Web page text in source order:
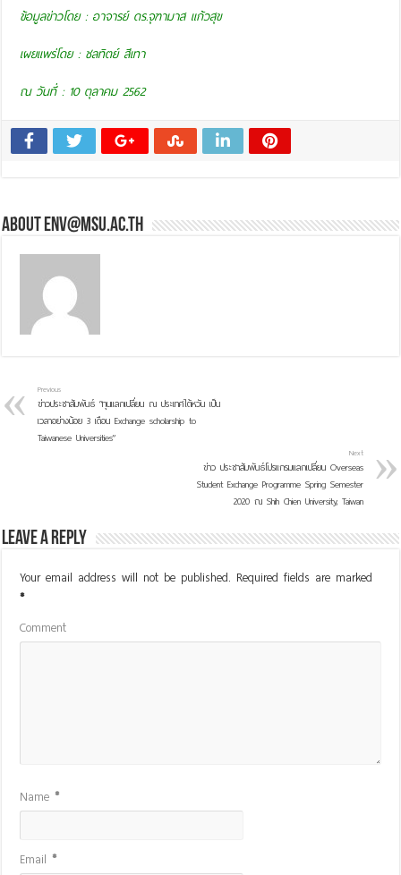
ข้อมูลข่าวโดย : อาจารย์ ดร.จุฑามาส แก้วสุข
เผยแพร่โดย : ชลทิตย์ สีเทา
ณ วันที่ : 10 ตุลาคม 2562
About env@msu.ac.th
Previous
ข่าวประชาสัมพันธ์ “ทุนแลกเปลี่ยน ณ ประเทศไต้หวัน เป็น
เวลาอย่างน้อย 3 เดือน Exchange scholarship to
Taiwanese Universities”
Next
ข่าว ประชาสัมพันธ์โปรแกรมแลกเปลี่ยน Overseas
Student Exchange Programme Spring Semester
2020 ณ Shih Chien University, Taiwan
Leave a Reply
Your email address will not be published. Required fields are marked
*
Comment
Name*
Email*